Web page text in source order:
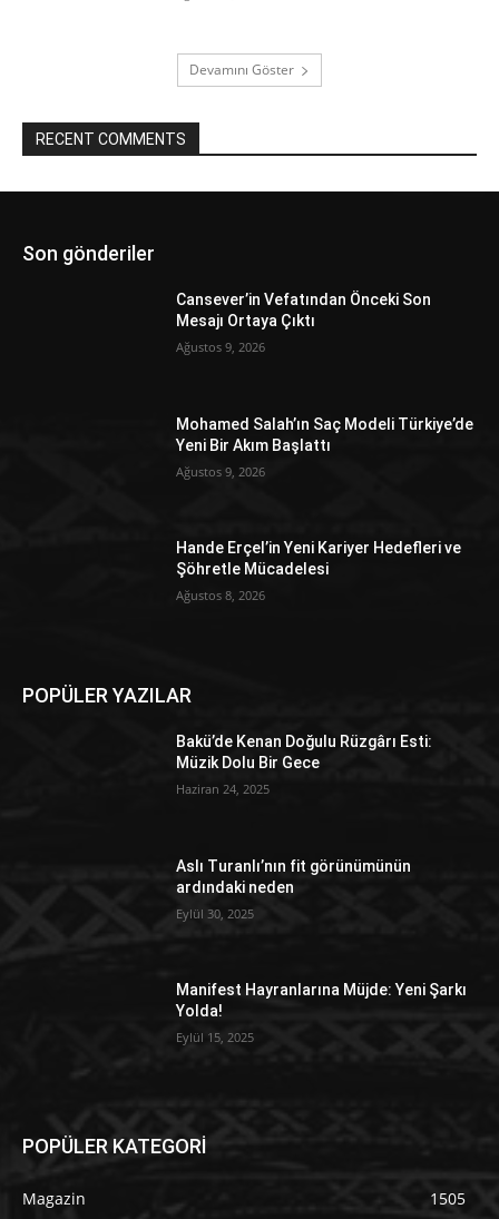
Devamını Göster
RECENT COMMENTS
Son gönderiler
Cansever’in Vefatından Önceki Son
Mesajı Ortaya Çıktı
Ağustos 9, 2026
Mohamed Salah’ın Saç Modeli Türkiye’de
Yeni Bir Akım Başlattı
Ağustos 9, 2026
Hande Erçel’in Yeni Kariyer Hedefleri ve
Şöhretle Mücadelesi
Ağustos 8, 2026
POPÜLER YAZILAR
Bakü’de Kenan Doğulu Rüzgârı Esti:
Müzik Dolu Bir Gece
Haziran 24, 2025
Aslı Turanlı’nın fit görünümünün
ardındaki neden
Eylül 30, 2025
Manifest Hayranlarına Müjde: Yeni Şarkı
Yolda!
Eylül 15, 2025
POPÜLER KATEGORİ
Magazin
1505